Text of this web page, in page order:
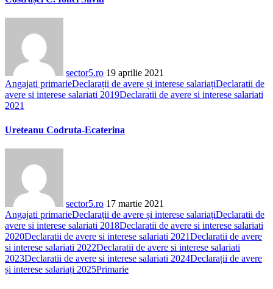
sector5.ro 19 aprilie 2021
Angajati primarieDeclarații de avere și interese salariațiDeclaratii de
avere si interese salariati 2019Declaratii de avere si interese salariati
2021
Ureteanu Codruta-Ecaterina
sector5.ro 17 martie 2021
Angajati primarieDeclarații de avere și interese salariațiDeclaratii de
avere si interese salariati 2018Declaratii de avere si interese salariati
2020Declaratii de avere si interese salariati 2021Declaratii de avere
si interese salariati 2022Declaratii de avere si interese salariati
2023Declaratii de avere si interese salariati 2024Declarații de avere
și interese salariați 2025Primarie